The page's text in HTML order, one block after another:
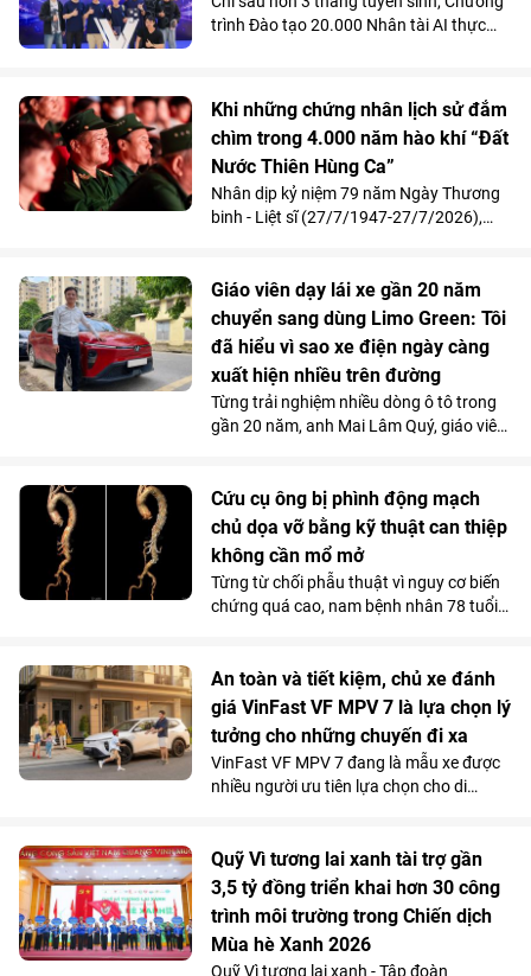
trình Đào tạo 20.000 Nhân tài AI thực
quả 100% học viên đạt chuẩn khóa I
được mời làm việc ngay sau khi tốt
nghiệp, Chương trình đang tăng tốc mở
rộng quy mô đào tạo nhằm đảm bảo
mục tiêu cung cấp từ 10.000 - 20.000
nhân tài AI trong vòng 2 năm, đáp ứng
Khi những chứng nhân lịch sử đắm
chìm trong 4.000 năm hào khí “Đất
Nước Thiên Hùng Ca”
Nhân dịp kỷ niệm 79 năm Ngày Thương
binh - Liệt sĩ (27/7/1947-27/7/2026),
chiến thưởng thức show diễn “Đất Nước
Thiên Hùng Ca” tại Vinpearl Theatre
Ocean City. Phản hồi xúc động của chính
những người từng đi qua chiến tranh đã
góp phần khẳng định ý nghĩa nhân văn
và giá trị lan tỏa của tác phẩm nghệ
thuật lấy cảm hứng từ hơn 4.000 năm
Giáo viên dạy lái xe gần 20 năm
chuyển sang dùng Limo Green: Tôi
đã hiểu vì sao xe điện ngày càng
xuất hiện nhiều trên đường
Từng trải nghiệm nhiều dòng ô tô trong
gần 20 năm, anh Mai Lâm Quý, giáo viên
Green đã thay đổi hoàn toàn góc nhìn
của anh về xe điện. Không gian 7 chỗ
rộng rãi, khả năng tăng tốc mượt và chi
phí sử dụng thấp đến khó tin giúp mẫu
MPV điện vừa trở thành “xe ruột” của
anh trong công việc, vừa phục vụ trọn
Cứu cụ ông bị phình động mạch
chủ dọa vỡ bằng kỹ thuật can thiệp
không cần mổ mở
Từng từ chối phẫu thuật vì nguy cơ biến
chứng quá cao, nam bệnh nhân 78 tuổi
các bác sĩ Vinmec Times City điều trị
thành công. Bí quyết nằm ở kỹ thuật tái
tạo hệ thống mạch tạng mà không cần
mở ngực hay mở bụng.
An toàn và tiết kiệm, chủ xe đánh
giá VinFast VF MPV 7 là lựa chọn lý
tưởng cho những chuyến đi xa
VinFast VF MPV 7 đang là mẫu xe được
nhiều người ưu tiên lựa chọn cho di
mà vẫn tiết kiệm chi phí.
Quỹ Vì tương lai xanh tài trợ gần
3,5 tỷ đồng triển khai hơn 30 công
trình môi trường trong Chiến dịch
Mùa hè Xanh 2026
Quỹ Vì tương lai xanh - Tập đoàn